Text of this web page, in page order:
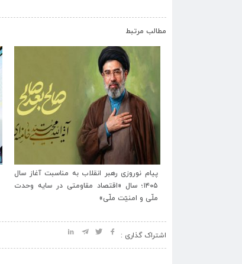
مطالب مرتبط
پیام نوروزی رهبر انقلاب به مناسبت آغاز سال
۱۴۰۵؛ سال «اقتصاد مقاومتی در سایه وحدت
ملّی و امنیّت ملّی»
اشتراک گذاری :